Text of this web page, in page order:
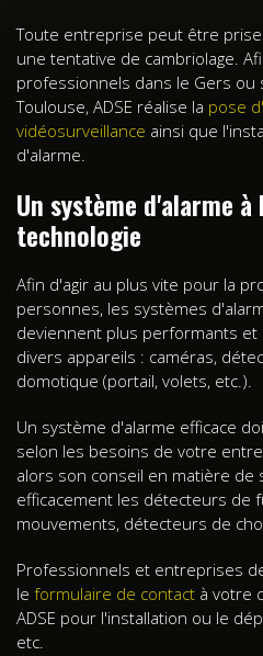
Toute entreprise peut être
une tentative de cambriolage.
professionnels dans le Gers ou
Toulouse, ADSE réalise la pose
vidéosurveillance ainsi que
d'alarme.
Un système d'alarme
technologie
Afin d'agir au plus vite pour la
personnes, les systèmes
deviennent plus performants
divers appareils : caméras,
domotique (portail, volets, etc.).
Un système d'alarme efficace
selon les besoins de votre
alors son conseil en matière
efficacement les détecteurs de
mouvements, détecteurs de
Professionnels et entreprises
le formulaire de contact à votre
ADSE pour l'installation ou le
etc.